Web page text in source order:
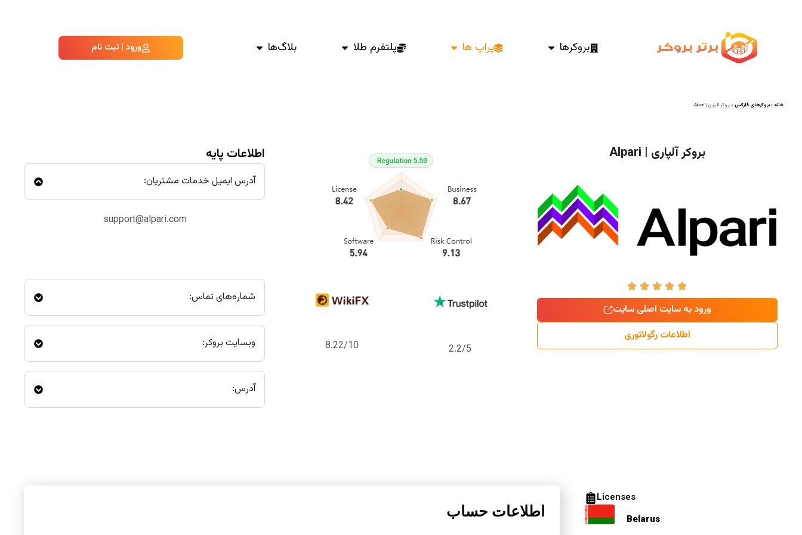
بروکرها پراپ ها پلتفرم طلا بلاگ‌ها ورود | ثبت نام
خانه »بروکرهای فارکس»بروکر آلپاری | Alpari
بروکر آلپاری | Alpari
ورود به سایت اصلی سایت
اطلاعات رگولاتوری
2.2/5
8.22/10
اطلاعات پایه
آدرس ایمیل خدمات مشتریان:
support@alpari.com
شماره‌های تماس:
وبسایت بروکر:
آدرس:
Licenses
Belarus
اطلاعات حساب